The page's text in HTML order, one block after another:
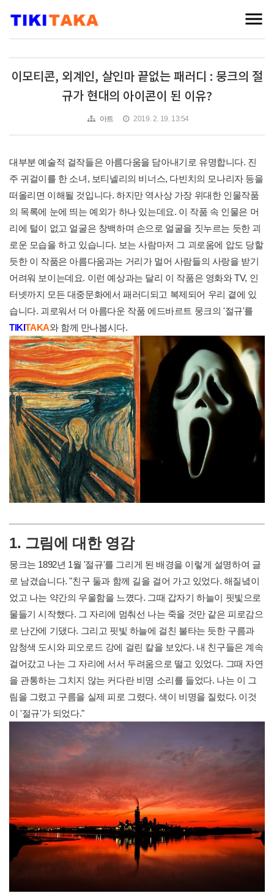
이모티콘, 외계인, 살인마 끝없는 패러디 : 뭉크의 절
규가 현대의 아이콘이 된 이유?
아트 2019. 2. 19. 13:54
대부분 예술적 걸작들은 아름다움을 담아내기로 유명합니다. 진
주 귀걸이를 한 소녀, 보티넬리의 비너스, 다빈치의 모나리자 등을
떠올리면 이해될 것입니다. 하지만 역사상 가장 위대한 인물작품
의 목록에 눈에 띄는 예외가 하나 있는데요. 이 작품 속 인물은 머
리에 털이 없고 얼굴은 창백하며 손으로 얼굴을 짓누르는 듯한 괴
로운 모습을 하고 있습니다. 보는 사람마저 그 괴로움에 압도 당할
듯한 이 작품은 아름다움과는 거리가 멀어 사람들의 사랑을 받기
어려워 보이는데요. 이런 예상과는 달리 이 작품은 영화와 TV, 인
터넷까지 모든 대중문화에서 패러디되고 복제되어 우리 곁에 있
습니다. 괴로워서 더 아름다운 작품 에드바르트 뭉크의 '절규'를
TIKITAKA와 함께 만나봅시다.
1. 그림에 대한 영감
뭉크는 1892년 1월 '절규'를 그리게 된 배경을 이렇게 설명하여 글
로 남겼습니다. "친구 둘과 함께 길을 걸어 가고 있었다. 해질녘이
었고 나는 약간의 우울함을 느꼈다. 그때 갑자기 하늘이 핏빛으로
물들기 시작했다. 그 자리에 멈춰선 나는 죽을 것만 같은 피로감으
로 난간에 기댔다. 그리고 핏빛 하늘에 걸친 불타는 듯한 구름과
암청색 도시와 피오로드 강에 걸린 칼을 보았다. 내 친구들은 계속
걸어갔고 나는 그 자리에 서서 두려움으로 떨고 있었다. 그때 자연
을 관통하는 그치지 않는 커다란 비명 소리를 들었다. 나는 이 그
림을 그렸고 구름을 실제 피로 그렸다. 색이 비명을 질렀다. 이것
이 '절규'가 되었다."